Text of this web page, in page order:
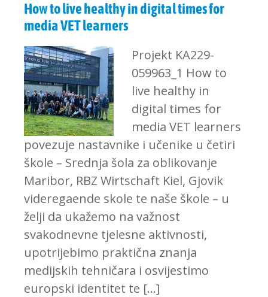
How to live healthy in digital times for
media VET learners
Projekt KA229-
059963_1 How to
live healthy in
digital times for
media VET learners
povezuje nastavnike i učenike u četiri
škole – Srednja šola za oblikovanje
Maribor, RBZ Wirtschaft Kiel, Gjovik
videregaende skole te naše škole – u
želji da ukažemo na važnost
svakodnevne tjelesne aktivnosti,
upotrijebimo praktična znanja
medijskih tehničara i osvijestimo
europski identitet te […]